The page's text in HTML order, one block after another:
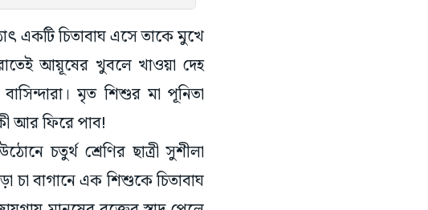
একটি চিতাবাঘ এসে তাকে মুখে
আয়ূষের খুবলে খাওয়া দেহ
মৃত শিশুর মা পূনিতা
আর ফিরে পাব!
চতুর্থ শ্রেণির ছাত্রী সুশীলা
চা বাগানে এক শিশুকে চিতাবাঘ